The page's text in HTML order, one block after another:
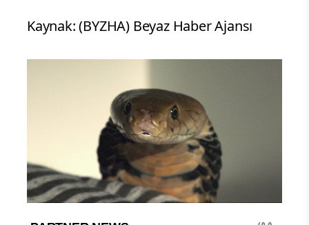
Kaynak: (BYZHA) Beyaz Haber Ajansı